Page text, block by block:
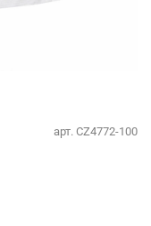
арт. CZ4772-100